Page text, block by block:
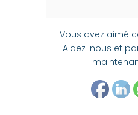
Vous avez aimé
Aidez-nous et